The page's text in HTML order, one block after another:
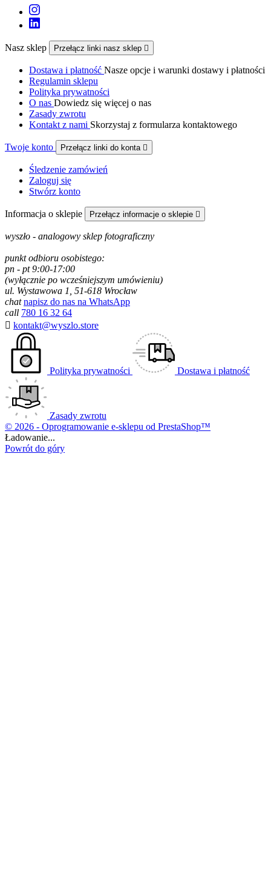
Nasz sklep Przełącz linki nasz sklep 
Dostawa i płatność Nasze opcje i warunki dostawy i płatności
Regulamin sklepu
Polityka prywatności
O nas Dowiedz się więcej o nas
Zasady zwrotu
Kontakt z nami Skorzystaj z formularza kontaktowego
Twoje konto Przełącz linki do konta 
Śledzenie zamówień
Zaloguj się
Stwórz konto
Informacja o sklepie Przełącz informacje o sklepie 
wyszło - analogowy sklep fotograficzny
punkt odbioru osobistego:
pn - pt 9:00-17:00
(wyłącznie po wcześniejszym umówieniu)
ul. Wystawowa 1, 51-618 Wrocław
chat napisz do nas na WhatsApp
call 780 16 32 64
 kontakt@wyszlo.store
Polityka prywatności Dostawa i płatność
Zasady zwrotu
© 2026 - Oprogramowanie e-sklepu od PrestaShop™
Ładowanie...
Powrót do góry